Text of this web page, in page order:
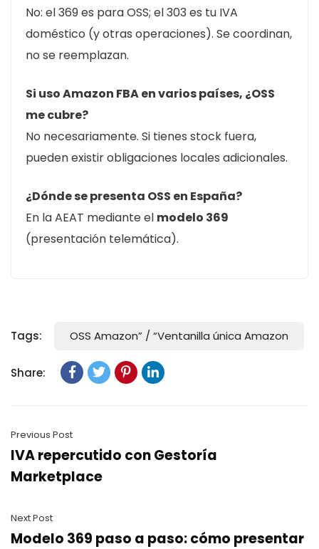
No: el 369 es para OSS; el 303 es tu IVA
doméstico (y otras operaciones). Se coordinan,
no se reemplazan.
Si uso Amazon FBA en varios países, ¿OSS
me cubre?
No necesariamente. Si tienes stock fuera,
pueden existir obligaciones locales adicionales.
¿Dónde se presenta OSS en España?
En la AEAT mediante el modelo 369
(presentación telemática).
Tags: OSS Amazon” / “Ventanilla única Amazon
Share:
Previous Post
IVA repercutido con Gestoría
Marketplace
Next Post
Modelo 369 paso a paso: cómo presentar